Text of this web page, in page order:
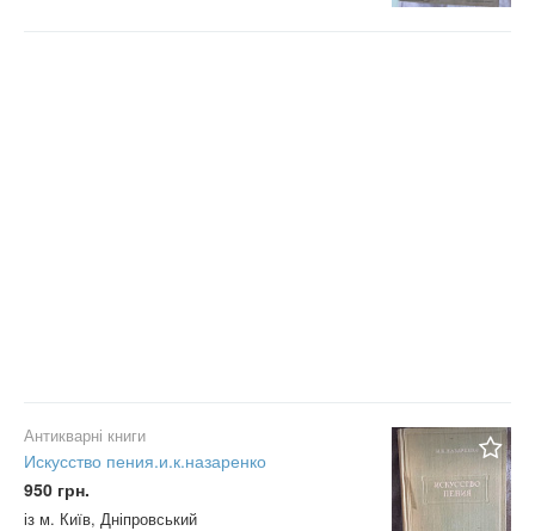
Антикварні книги
Искусство пения.и.к.назаренко
950 грн.
із м. Київ, Дніпровський